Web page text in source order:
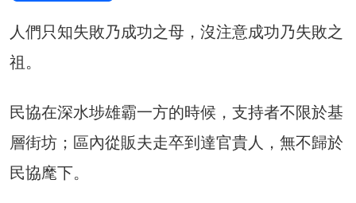
人們只知失敗乃成功之母，沒注意成功乃失敗之
祖。
民協在深水埗雄霸一方的時候，支持者不限於基
層街坊；區內從販夫走卒到達官貴人，無不歸於
民協麾下。